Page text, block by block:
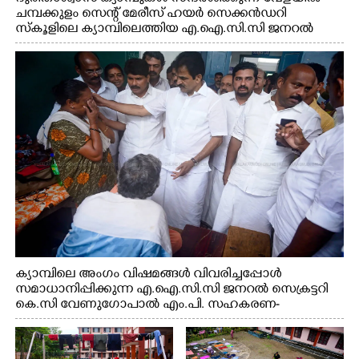
ചമ്പക്കുളം സെന്റ് മേരീസ് ഹയർ സെക്കൻഡറി
സ്കൂളിലെ ക്യാമ്പിലെത്തിയ എ.ഐ.സി.സി ജനറൽ
സെക്രട്ടറി കെ.സി വേണുഗോപാൽ എം.പി കുരുന്നിനെ
എടുത്ത് ലാളിച്ചപ്പോൾ. സഹകരണ-എക്സൈസ്
വകുപ്പ് മന്ത്രി എം. ലിജു, കൃഷിവകുപ്പ് മന്ത്രി ടി. സിദ്ദിഖ്,
റെജി ചെറിയാൻ എം. എൽ. എ എന്നിവർ സമീപം
ക്യാമ്പിലെ അംഗം വിഷമങ്ങൾ വിവരിച്ചപ്പോൾ
സമാധാനിപ്പിക്കുന്ന എ.ഐ.സി.സി ജനറൽ സെക്രട്ടറി
കെ.സി വേണുഗോപാൽ എം.പി. സഹകരണ-
എക്സൈസ് വകുപ്പ് മന്ത്രി എം. ലിജു, എന്നിവർ